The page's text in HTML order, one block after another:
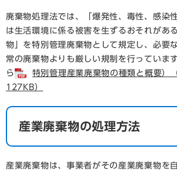
廃棄物処理法では、「爆発性、毒性、感染
は生活環境に係る被害を生ずるおそれがあ
物」を特別管理廃棄物として規定し、必要
常の廃棄物よりも厳しい規制を行っていま
ら
特別管理産業廃棄物の種類と概要）
127KB）
産業廃棄物の処理方法
産業廃棄物は、事業者がその産業廃棄物を